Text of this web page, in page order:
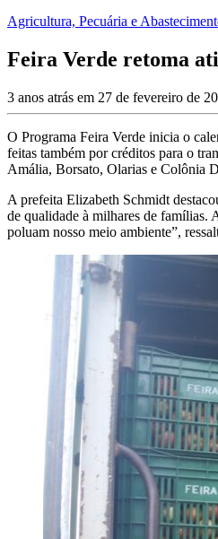
Agricultura, Pecuária e
Feira Verde retoma
3 anos atrás em 27 de fevereiro de
O Programa Feira Verde inicia o
feitas também por créditos para o
Amália, Borsato, Olarias e Colônia
A prefeita Elizabeth Schmidt
de qualidade à milhares de famílias.
poluam nosso meio ambiente”,